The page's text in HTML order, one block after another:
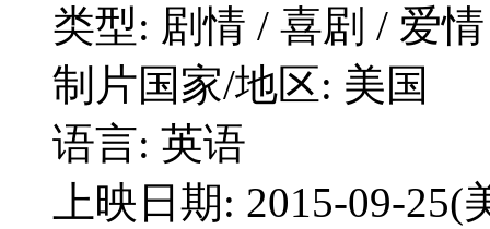
类型: 剧情 / 喜剧 / 爱情
制片国家/地区: 美国
语言: 英语
上映日期: 2015-09-25(